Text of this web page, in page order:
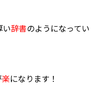
い辞書のようになってい
楽になります！